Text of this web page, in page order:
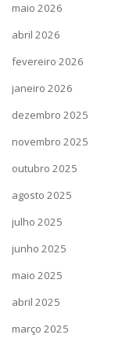
maio 2026
abril 2026
fevereiro 2026
janeiro 2026
dezembro 2025
novembro 2025
outubro 2025
agosto 2025
julho 2025
junho 2025
maio 2025
abril 2025
março 2025